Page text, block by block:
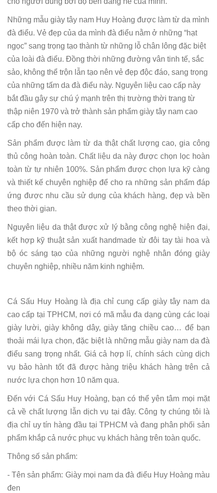
Những mẫu giày tây nam Huy Hoàng được làm từ da mình
đà điểu. Vẻ đẹp của da mình đà điểu nằm ở những “hạt
ngọc” sang trọng tạo thành từ những lỗ chân lông đặc biệt
của loài đà điểu. Đồng thời những đường vân tinh tế, sắc
sảo, không thể trộn lẫn tạo nên vẻ đẹp độc đáo, sang trọng
của những tấm da đà điểu này. Nguyên liệu cao cấp này
bắt đầu gây sự chú ý mạnh trên thị trường thời trang từ
thập niên 1970 và trở thành sản phẩm giày tây nam cao
cấp cho đến hiện nay.
Sản phẩm được làm từ da thật chất lượng cao, gia công
thủ công hoàn toàn. Chất liệu da này được chọn lọc hoàn
toàn từ tự nhiên 100%. Sản phẩm được chọn lựa kỹ càng
và thiết kế chuyên nghiệp để cho ra những sản phẩm đáp
ứng được nhu cầu sử dụng của khách hàng, đẹp và bền
theo thời gian.
Nguyên liệu da thật được xử lý bằng công nghệ hiện đại,
kết hợp kỹ thuật sản xuất handmade từ đôi tay tài hoa và
bộ óc sáng tạo của những người nghệ nhân đóng giày
chuyên nghiệp, nhiều năm kinh nghiệm.
Cá Sấu Huy Hoàng là địa chỉ cung cấp giày tây nam da
cao cấp tại TPHCM, nơi có mã mẫu đa dạng cùng các loại
giày lười, giày không dây, giày tăng chiều cao… để bạn
thoải mái lựa chọn, đặc biệt là những mẫu giày nam da đà
điểu sang trọng nhất. Giá cả hợp lí, chính sách cùng dịch
vụ bảo hành tốt đã được hàng triệu khách hàng trên cả
nước lựa chọn hơn 10 năm qua.
Đến với Cá Sấu Huy Hoàng, bạn có thể yên tâm mọi mặt
cả về chất lượng lẫn dịch vụ tại đây. Công ty chúng tôi là
địa chỉ uy tín hàng đầu tại TPHCM và đang phân phối sản
phẩm khắp cả nước phục vụ khách hàng trên toàn quốc.
Thông số sản phẩm:
- Tên sản phẩm: Giày mọi nam da đà điểu Huy Hoàng màu
đen